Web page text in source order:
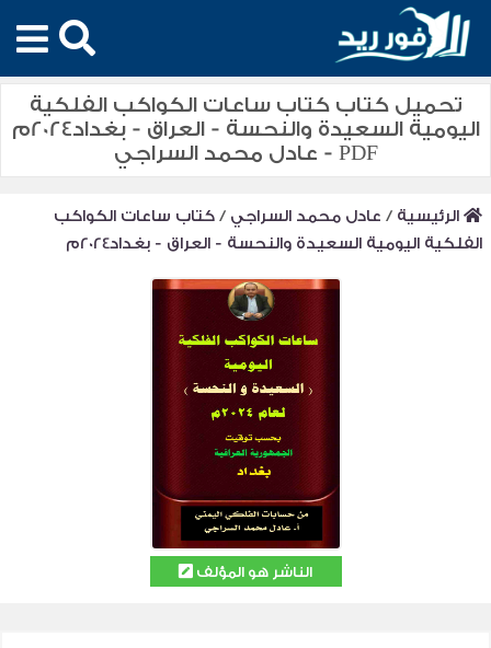
تحميل كتاب كتاب ساعات الكواكب الفلكية
اليومية السعيدة والنحسة - العراق - بغداد2024م
PDF - عادل محمد السراجي
الرئيسية / عادل محمد السراجي /كتاب ساعات الكواكب
الفلكية اليومية السعيدة والنحسة - العراق - بغداد2024م
الناشر هو المؤلف